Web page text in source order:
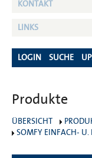
KONTAKT
LINKS
LOGIN SUCHE
Produkte
ÜBERSICHT
SOMFY EINFACH- U.